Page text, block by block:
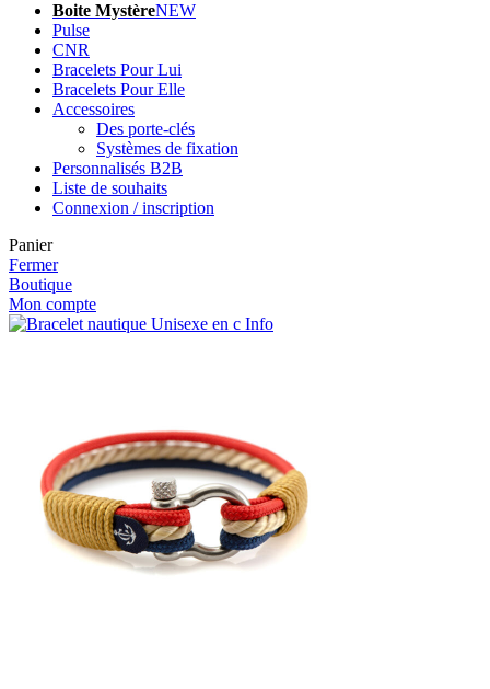
Boite MystèreNEW
Pulse
CNR
Bracelets Pour Lui
Bracelets Pour Elle
Accessoires
Des porte-clés
Systèmes de fixation
Personnalisés B2B
Liste de souhaits
Connexion / inscription
Panier
Fermer
Boutique
Mon compte
Info